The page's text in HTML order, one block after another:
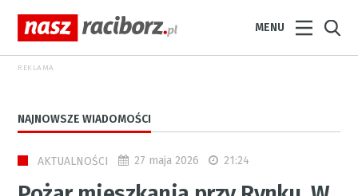
MENU
REKLAMA
NAJNOWSZE WIADOMOŚCI
AKTUALNOŚCI 27 maja 2026 21:24